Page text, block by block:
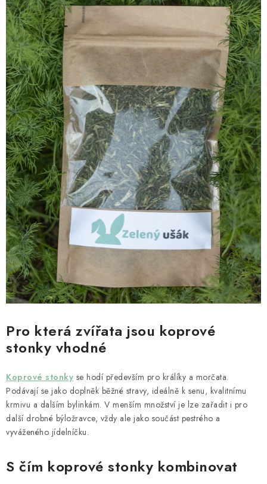
Pro která zvířata jsou koprové
stonky vhodné
Koprové stonky se hodí především pro králíky a morčata.
Podávají se jako doplněk běžné stravy, ideálně k senu, kvalitnímu
krmivu a dalším bylinkám. V menším množství je lze zařadit i pro
další drobné býložravce, vždy ale jako součást pestrého a
vyváženého jídelníčku.
S čím koprové stonky kombinovat